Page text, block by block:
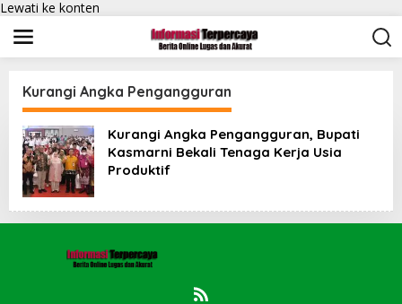
Lewati ke konten
Kurangi Angka Pengangguran
Kurangi Angka Pengangguran, Bupati
Kasmarni Bekali Tenaga Kerja Usia
Produktif